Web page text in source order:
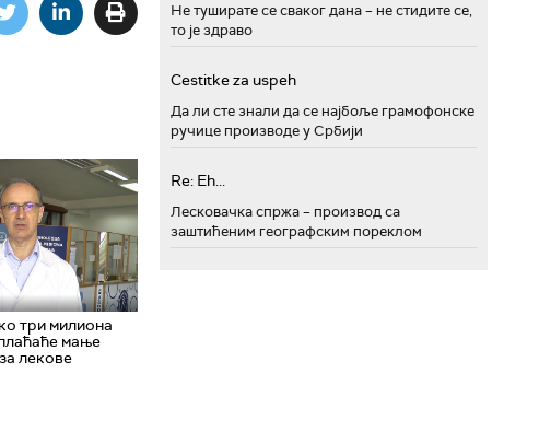
три милиона
мање
лекове
Не туширате се сваког дана – не стидите се,
то је здраво
Cestitke za uspeh
Да ли сте знали да се најбоље грамофонске
ручице производе у Србији
Re: Eh...
Лесковачка спржа – производ са
заштићеним географским пореклом